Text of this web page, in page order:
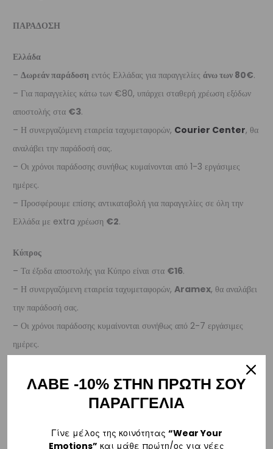
ΠΑΡΑΔΟΣΗ
Ελλάδα
– Δωρεάν παράδοση εντός Ελλάδας για παραγγελίες άνω των 80€.
– Για παραγγελίες κάτω των €80, υπάρχει σταθερή χρέωση εξόδων
αποστολής στα €3.
– Η συνεργαζόμενη εταιρεία ταχυμεταφορών, Courier Center, θα
αναλάβει την παράδοσή σας.
– Οι χρόνοι παράδοσης συνήθως κυμαίνονται από 1-3 εργάσιμες
ημέρες.
– Προσφέρουμε επίσης αντικαταβολή για παραγγελίες σε όλη την
Ελλάδα με extra χρέωση €2.
Κύπρος
– Τα έξοδα αποστολής για Κύπρο είναι στα €16.
– Η συνεργαζόμενη εταιρεία ταχυμεταφορών, Aramex, θα αναλάβει
την παράδοσή σας.
– Οι χρόνοι παράδοσης κυμαίνονται συνήθως από 2-7 εργάσιμες
ημέρες.
– Η συνεργαζόμενη εταιρεία ταχυμεταφορών,DHL
παράδοσή σας.
ΛΑΒΕ -10% ΣΤΗΝ ΠΡΩΤΗ ΣΟΥ
ΠΑΡΑΓΓΕΛΙΑ
Γίνε μέλος της κοινότητας “Wear Your
Emotions” και μάθε πρώτη/ος για νέες